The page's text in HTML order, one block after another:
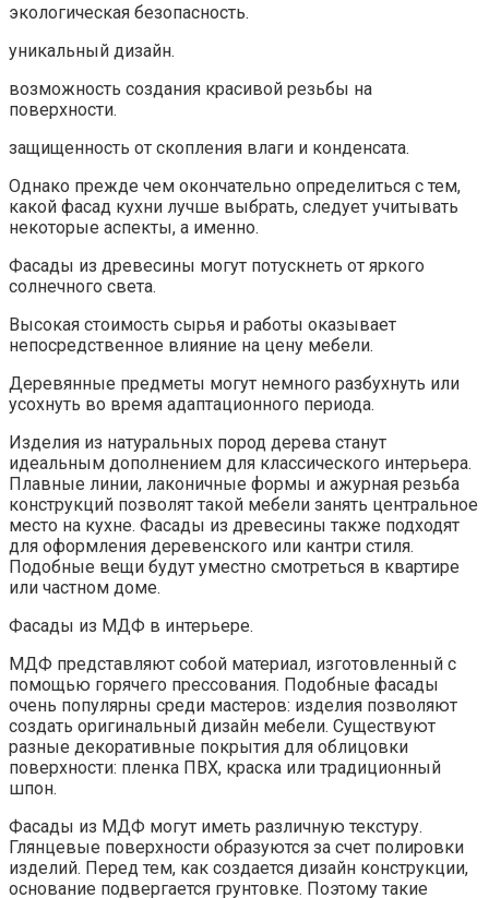
экологическая безопасность.
уникальный дизайн.
возможность создания красивой резьбы на
поверхности.
защищенность от скопления влаги и конденсата.
Однако прежде чем окончательно определиться с тем,
какой фасад кухни лучше выбрать, следует учитывать
некоторые аспекты, а именно.
Фасады из древесины могут потускнеть от яркого
солнечного света.
Высокая стоимость сырья и работы оказывает
непосредственное влияние на цену мебели.
Деревянные предметы могут немного разбухнуть или
усохнуть во время адаптационного периода.
Изделия из натуральных пород дерева станут
идеальным дополнением для классического интерьера.
Плавные линии, лаконичные формы и ажурная резьба
конструкций позволят такой мебели занять центральное
место на кухне. Фасады из древесины также подходят
для оформления деревенского или кантри стиля.
Подобные вещи будут уместно смотреться в квартире
или частном доме.
Фасады из МДФ в интерьере.
МДФ представляют собой материал, изготовленный с
помощью горячего прессования. Подобные фасады
очень популярны среди мастеров: изделия позволяют
создать оригинальный дизайн мебели. Существуют
разные декоративные покрытия для облицовки
поверхности: пленка ПВХ, краска или традиционный
шпон.
Фасады из МДФ могут иметь различную текстуру.
Глянцевые поверхности образуются за счет полировки
изделий. Перед тем, как создается дизайн конструкции,
основание подвергается грунтовке. Поэтому такие